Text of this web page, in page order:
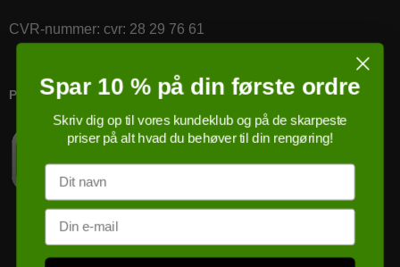
CVR-nummer: cvr: 28 29 76 61
PRICERUNNER KØBSGARANTI
Spar 10 % på din første ordre
Skriv dig op til vores kundeklub og på de skarpeste
priser på alt hvad du behøver til din rengøring!
Navn
Email